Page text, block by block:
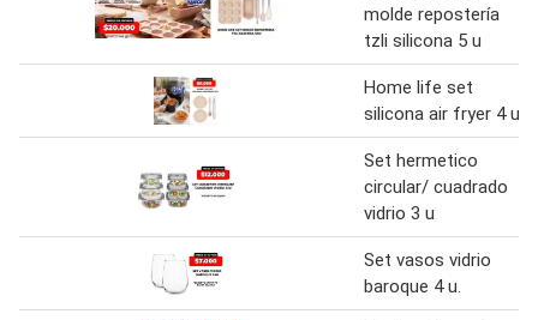
molde repostería
tzli silicona 5 u
Home life set
silicona air fryer 4 u.
Set hermetico
circular/ cuadrado
vidrio 3 u
Set vasos vidrio
baroque 4 u.